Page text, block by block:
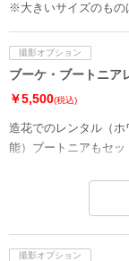
※大きいサイズのもの
撮影オプション
ブーケ・ブートニア
￥5,500(税込)
造花でのレンタル（
能）ブートニアもセッ
撮影オプション